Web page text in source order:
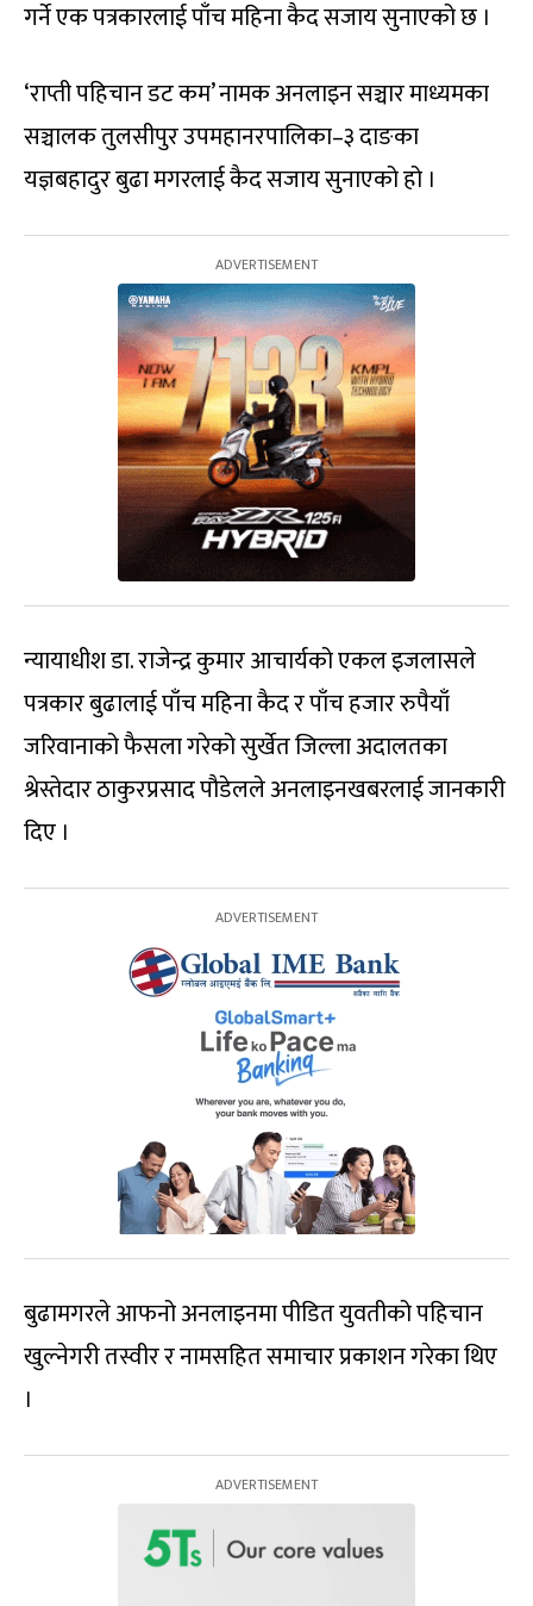
गर्ने एक पत्रकारलाई पाँच महिना कैद सजाय सुनाएको छ ।
‘राप्ती पहिचान डट कम’ नामक अनलाइन सञ्चार माध्यमका
सञ्चालक तुलसीपुर उपमहानरपालिका–३ दाङका
यज्ञबहादुर बुढा मगरलाई कैद सजाय सुनाएको हो ।
न्यायाधीश डा. राजेन्द्र कुमार आचार्यको एकल इजलासले
पत्रकार बुढालाई पाँच महिना कैद र पाँच हजार रुपैयाँ
जरिवानाको फैसला गरेको सुर्खेत जिल्ला अदालतका
श्रेस्तेदार ठाकुरप्रसाद पौडेलले अनलाइनखबरलाई जानकारी
दिए ।
बुढामगरले आफनो अनलाइनमा पीडित युवतीको पहिचान
खुल्नेगरी तस्वीर र नामसहित समाचार प्रकाशन गरेका थिए
।